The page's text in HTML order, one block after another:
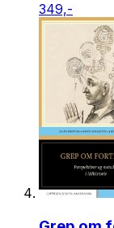
349,-